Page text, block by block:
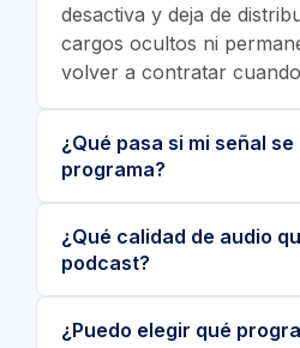
desactiva y deja de
cargos ocultos ni
volver a contratar
¿Qué pasa si mi señal
programa?
¿Qué calidad de audio
podcast?
¿Puedo elegir qué